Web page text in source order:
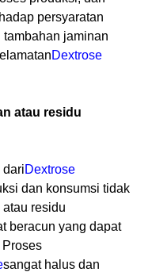
persyaratan
jaminan
Dextrose
atau residu
dariDextrose
dan konsumsi tidak
residu
beracun yang dapat
sangat halus dan